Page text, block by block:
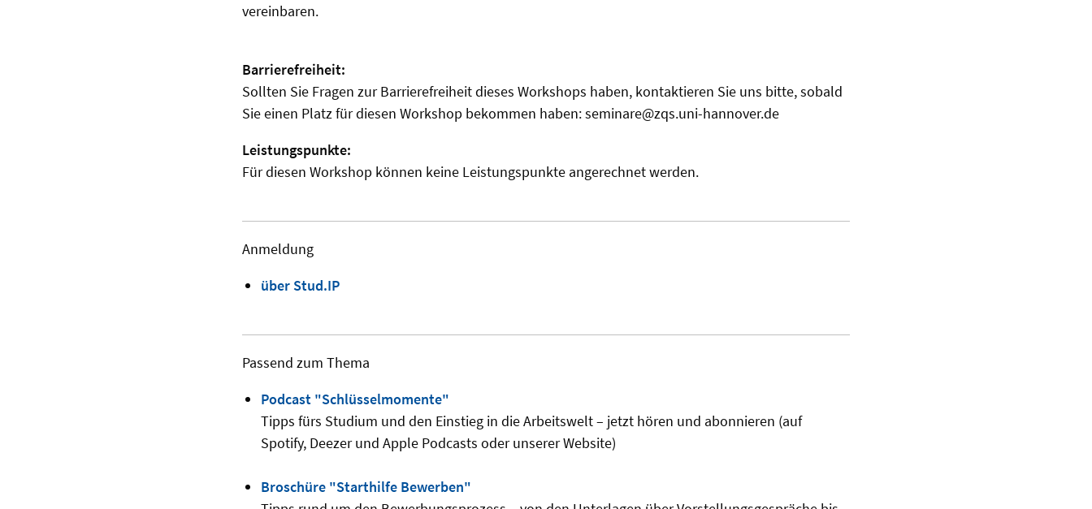
vereinbaren.
Barrierefreiheit:
Sollten Sie Fragen zur Barrierefreiheit dieses Workshops haben, kontaktieren Sie uns bitte, sobald
Sie einen Platz für diesen Workshop bekommen haben: seminare@zqs.uni-hannover.de
Leistungspunkte:
Für diesen Workshop können keine Leistungspunkte angerechnet werden.
Anmeldung
über Stud.IP
Passend zum Thema
Podcast "Schlüsselmomente"
Tipps fürs Studium und den Einstieg in die Arbeitswelt – jetzt hören und abonnieren (auf
Spotify, Deezer und Apple Podcasts oder unserer Website)
Broschüre "Starthilfe Bewerben"